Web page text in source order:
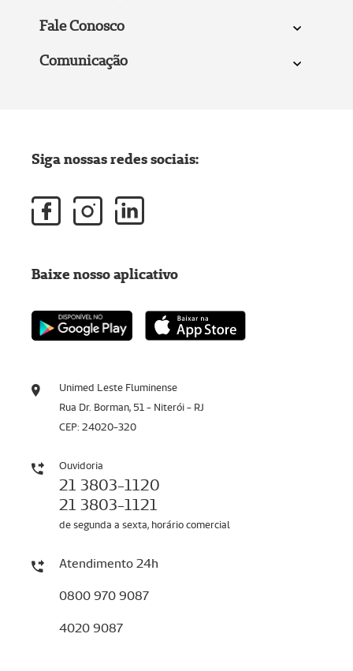
Fale Conosco
Comunicação
Unimed Leste Fluminense
Rua Dr. Borman, 51 - Niterói - RJ
CEP: 24020-320
Ouvidoria
21 3803-1120
21 3803-1121
de segunda a sexta, horário comercial
Atendimento 24h
0800 970 9087
4020 9087
Siga nossas redes sociais:
Baixe nosso aplicativo